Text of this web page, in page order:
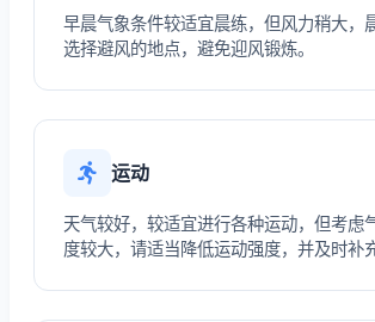
早晨气象条件较适宜晨练，但风力稍大，
选择避风的地点，避免迎风锻炼。
运动
天气较好，较适宜进行各种运动，但考虑
度较大，请适当降低运动强度，并及时补